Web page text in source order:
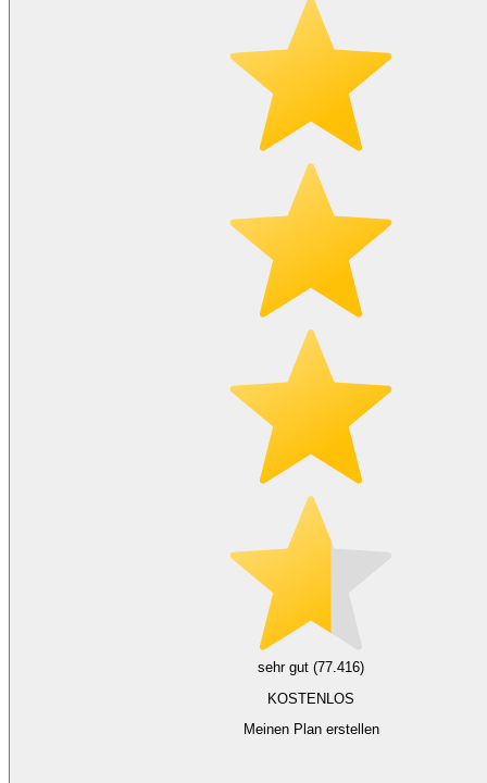
sehr gut (77.416)
KOSTENLOS
Meinen Plan erstellen